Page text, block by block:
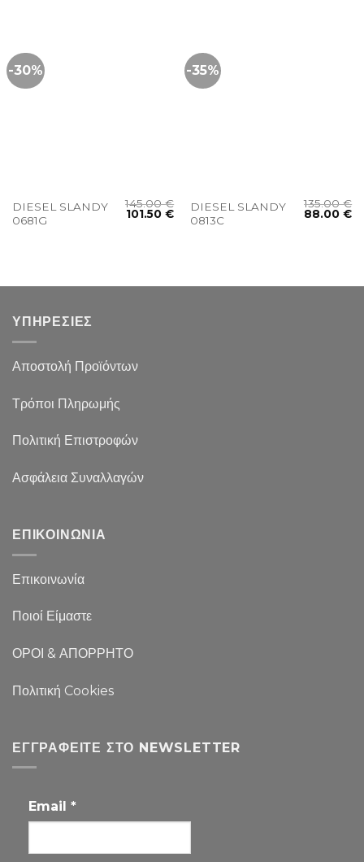
-30%
DIESEL SLANDY
0681G
145.00€
101.50€
-35%
DIESEL SLANDY
0813C
135.00€
88.00€
ΥΠΗΡΕΣΙΕΣ
Αποστολή Προϊόντων
Τρόποι Πληρωμής
Πολιτική Επιστροφών
Ασφάλεια Συναλλαγών
ΕΠΙΚΟΙΝΩΝΙΑ
Επικοινωνία
Ποιοί Είμαστε
ΟΡΟΙ & ΑΠΟΡΡΗΤΟ
Πολιτική Cookies
ΕΓΓΡΑΦΕΊΤΕ ΣΤΟ NEWSLETTER
Email *